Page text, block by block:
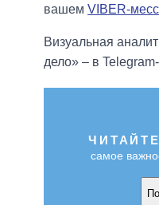
вашем VIBER-
Визуальная
дело» – в
ЧИТАЙТЕ
самое